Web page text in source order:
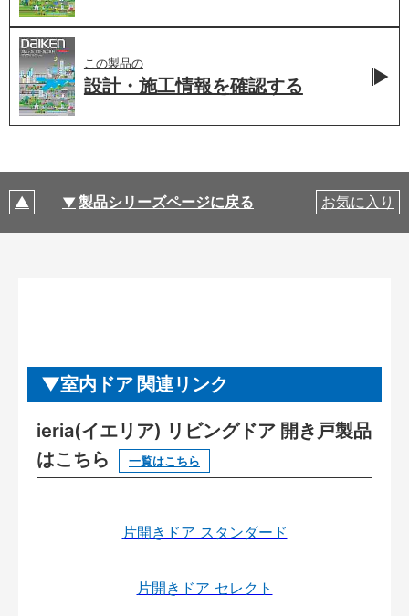
この製品の
設計・施工情報を確認する
製品シリーズページに戻る お気に入り
室内ドア 関連リンク
ieria(イエリア) リビングドア 開き戸製品
はこちら
一覧はこちら
片開きドア スタンダード
片開きドア セレクト